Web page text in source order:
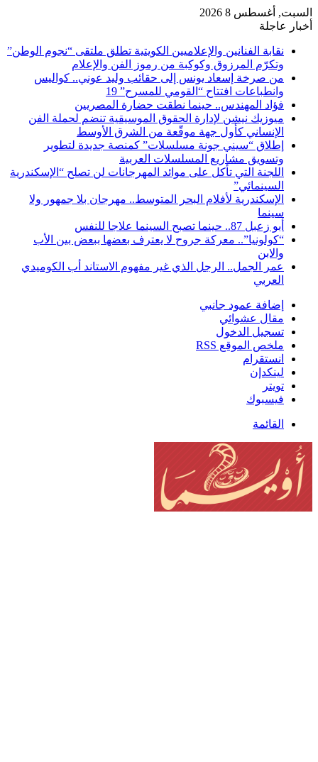
السبت, أغسطس 8 2026
أخبار عاجلة
نقابة الفنانين والإعلاميين الكويتية تطلق ملتقى “نجوم الوطن”
وتكرّم المرزوق وكوكبة من رموز الفن والإعلام
من صرخة إسعاد يونس إلى حقائب وليد عوني.. كواليس
وانطباعات افتتاح “القومي للمسرح” 19
فؤاد المهندس.. حينما نطقت حضارة المصريين
ميوزيك نيشن لإدارة الحقوق الموسيقية تنضم لحملة الفن
الإنساني كأول جهة موقّعة من الشرق الأوسط
إطلاق “سيني جونة مسلسلات” كمنصة جديدة لتطوير
وتسويق مشاريع المسلسلات العربية
اللجنة التي تأكل على موائد المهرجانات لن تصلح “الإسكندرية
السينمائي”
الإسكندرية لأفلام البحر المتوسط.. مهرجان بلا جمهور ولا
سينما
أبو زعبل 87.. حينما تصبح السينما علاجا للنفس
“كولونيا”.. معركة جروح لا يعترف بعضها ببعض بين الأب
والابن
عمر الجمل.. الرجل الذي غير مفهوم الاستاند أب الكوميدي
العربي
إضافة عمود جانبي
مقال عشوائي
تسجيل الدخول
ملخص الموقع RSS
انستقرام
لينكدإن
تويتر
فيسبوك
القائمة